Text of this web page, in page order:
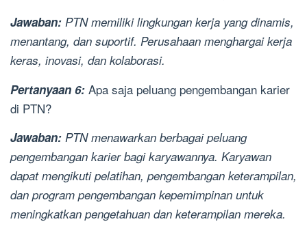
Jawaban: PTN memiliki lingkungan kerja yang dinamis,
menantang, dan suportif. Perusahaan menghargai kerja
keras, inovasi, dan kolaborasi.
Pertanyaan 6: Apa saja peluang pengembangan karier
di PTN?
Jawaban: PTN menawarkan berbagai peluang
pengembangan karier bagi karyawannya. Karyawan
dapat mengikuti pelatihan, pengembangan keterampilan,
dan program pengembangan kepemimpinan untuk
meningkatkan pengetahuan dan keterampilan mereka.